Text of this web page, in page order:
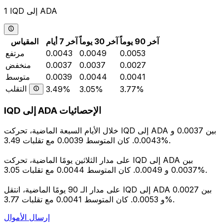
1 IQD إلى ADA
المقياس آخر 7 أيام آخر 30 يوماً
آخر 90 يوماً
مرتفع
0.0043 0.0049
0.0053
منخفض
0.0037 0.0037
0.0027
متوسط
0.0039 0.0044
0.0041
التقلب
3.49% 3.05% 3.77%
IQD إلى ADA الإحصائيات
خلال الأيام السبعة الماضية، تحركت IQD إلى ADA بين 0.0037 و
0.0043. كان المتوسط 0.0039 مع تقلبات 3.49%.
على مدار الثلاثين يومًا الماضية، تحركت IQD إلى ADA بين
0.0037 و 0.0049. كان المتوسط 0.0044 مع تقلبات 3.05%.
على مدار الـ 90 يومًا الماضية، انتقل IQD إلى ADA بين 0.0027
و 0.0053. كان المتوسط 0.0041 مع تقلبات 3.77%.
إرسال الأموال